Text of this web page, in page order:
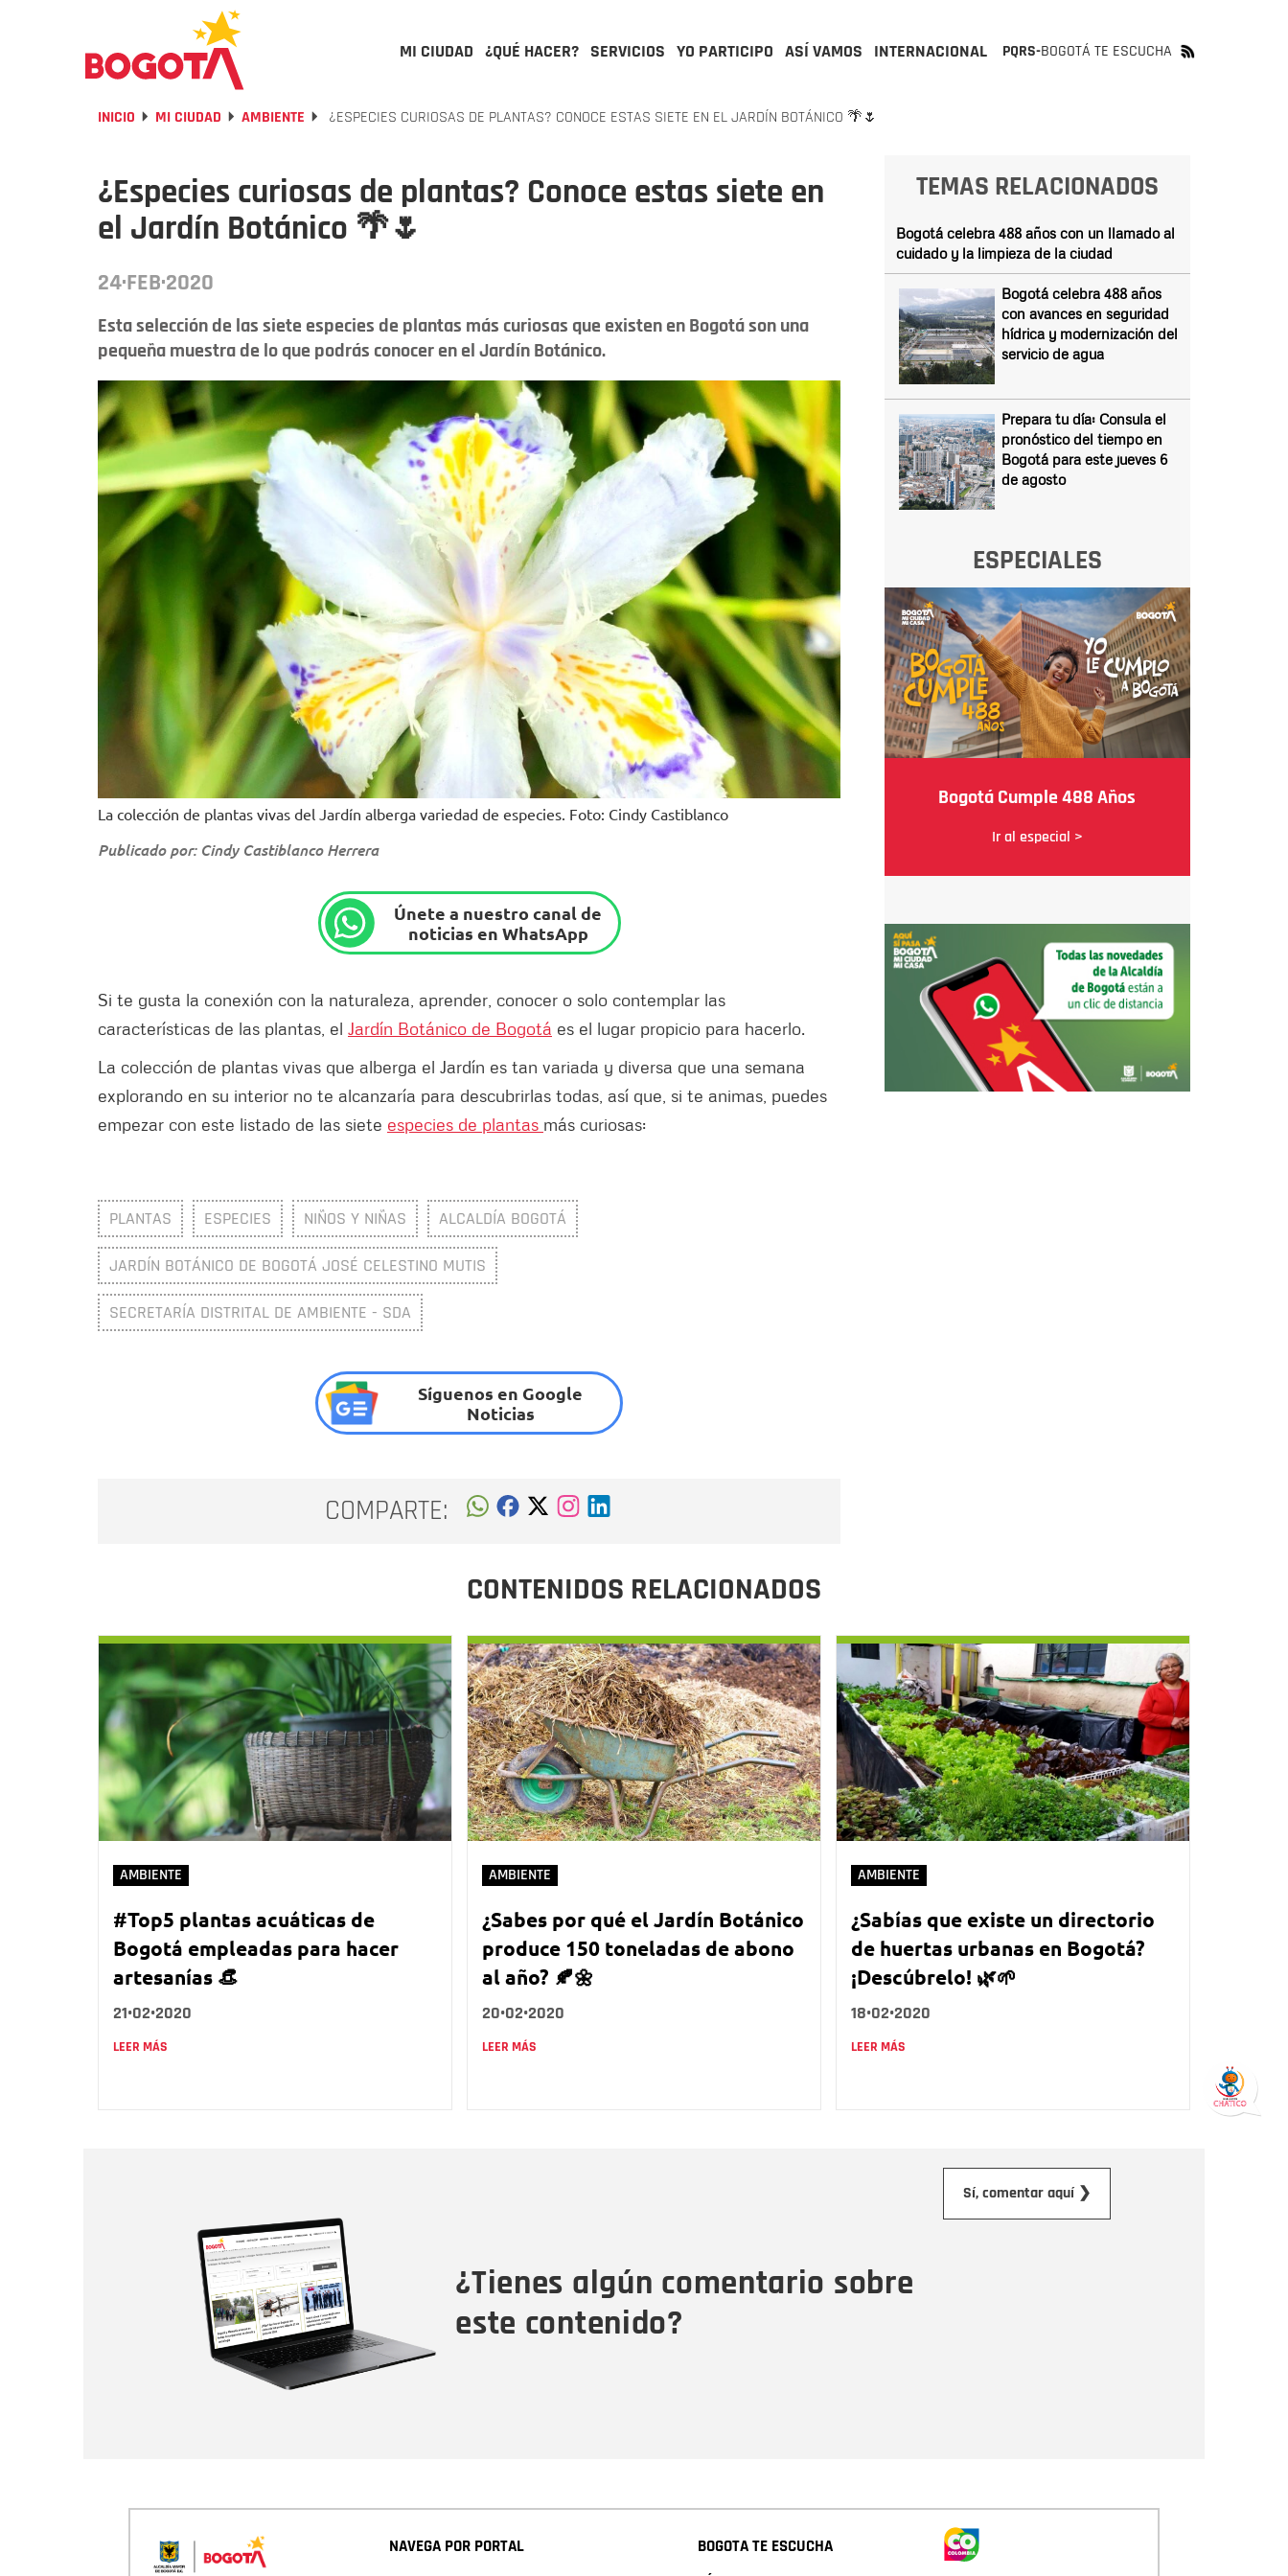
MI CIUDAD ¿QUÉ HACER? SERVICIOS YO PARTICIPO ASÍ VAMOS INTERNACIONAL PQRS-BOGOTÁ TE ESCUCHA
INICIO MI CIUDAD AMBIENTE ¿ESPECIES CURIOSAS DE PLANTAS? CONOCE ESTAS SIETE EN EL JARDÍN BOTÁNICO 🌴🌷
¿Especies curiosas de plantas? Conoce estas siete en
el Jardín Botánico 🌴🌷
24·FEB·2020
Esta selección de las siete especies de plantas más curiosas que existen en Bogotá son una
pequeña muestra de lo que podrás conocer en el Jardín Botánico.
La colección de plantas vivas del Jardín alberga variedad de especies. Foto: Cindy Castiblanco
Publicado por: Cindy Castiblanco Herrera
Únete a nuestro canal de
noticias en WhatsApp
Si te gusta la conexión con la naturaleza, aprender, conocer o solo contemplar las
características de las plantas, el Jardín Botánico de Bogotá es el lugar propicio para hacerlo.
La colección de plantas vivas que alberga el Jardín es tan variada y diversa que una semana
explorando en su interior no te alcanzaría para descubrirlas todas, así que, si te animas, puedes
empezar con este listado de las siete especies de plantas más curiosas:
PLANTAS ESPECIES NIÑOS Y NIÑAS ALCALDÍA BOGOTÁ
JARDÍN BOTÁNICO DE BOGOTÁ JOSÉ CELESTINO MUTIS
SECRETARÍA DISTRITAL DE AMBIENTE - SDA
Síguenos en Google
Noticias
COMPARTE:
TEMAS RELACIONADOS
Bogotá celebra 488 años con un llamado al
cuidado y la limpieza de la ciudad
Bogotá celebra 488 años
con avances en seguridad
hídrica y modernización del
servicio de agua
Prepara tu día: Consula el
pronóstico del tiempo en
Bogotá para este jueves 6
de agosto
ESPECIALES
Bogotá Cumple 488 Años
Ir al especial >
CONTENIDOS RELACIONADOS
AMBIENTE
#Top5 plantas acuáticas de
Bogotá empleadas para hacer
artesanías 👒
21•02•2020
LEER MÁS
AMBIENTE
¿Sabes por qué el Jardín Botánico
produce 150 toneladas de abono
al año? 🍂🌼
20•02•2020
LEER MÁS
AMBIENTE
¿Sabías que existe un directorio
de huertas urbanas en Bogotá?
¡Descúbrelo! 🌿🌱
18•02•2020
LEER MÁS
¿Tienes algún comentario sobre
este contenido?
Sí, comentar aquí ❯
NAVEGA POR PORTAL
BOGOTA TE ESCUCHA